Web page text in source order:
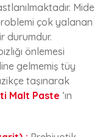
Mide
çok yalanan
durumdur.
önlemesi
gelmemiş tüy
taşınarak
Malt Paste ‘ın